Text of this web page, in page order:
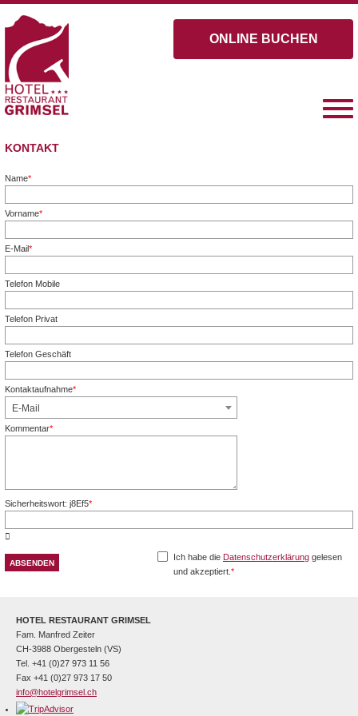
ONLINE BUCHEN
KONTAKT
Name*
Vorname*
E-Mail*
Telefon Mobile
Telefon Privat
Telefon Geschäft
Kontaktaufnahme*
Pflichtfeld
E-Mail
Kommentar*
Sicherheitswort: j8Ef5*
Ich habe die Datenschutzerklärung gelesen
und akzeptiert. *
HOTEL RESTAURANT GRIMSEL
Fam. Manfred Zeiter
CH-3988 Obergesteln (VS)
Tel. +41 (0)27 973 11 56
Fax +41 (0)27 973 17 50
info@hotelgrimsel.ch